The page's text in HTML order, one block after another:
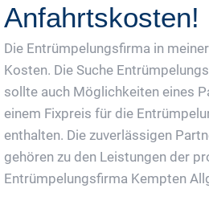
Anfahrtskosten!
Die Entrümpelungsfirma in
Kosten. Die Suche
sollte auch Möglichkeiten eines
einem Fixpreis für die
enthalten. Die zuverlässigen
gehören zu den Leistungen der
Entrümpelungsfirma Kempten